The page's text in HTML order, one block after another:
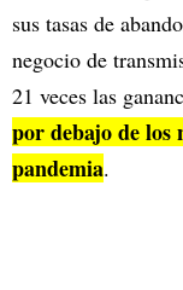
sus tasas de
negocio de
21 veces las
por debajo de los
pandemia.